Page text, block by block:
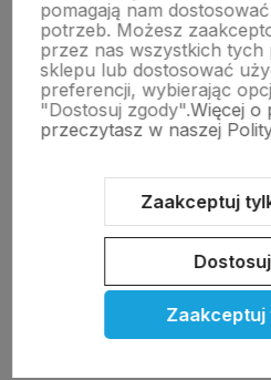
Pomoc
KOLEKCJE
Nasze marki
pomagają nam
potrzeb. Możesz
przez nas wszystkich tych
sklepu lub dostosować
preferencji, wybierając
"Dostosuj zgody".Więcej o
przeczytasz w naszej
Zaakceptuj
Zaakceptuj